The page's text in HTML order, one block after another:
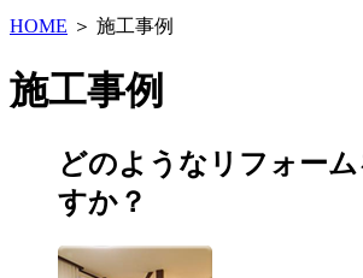
HOME ＞ 施工事例
施工事例
どのようなリフォー
すか？